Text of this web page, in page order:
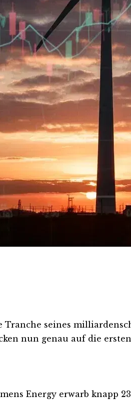
seines
nun genau auf die
Energy erwarb knapp